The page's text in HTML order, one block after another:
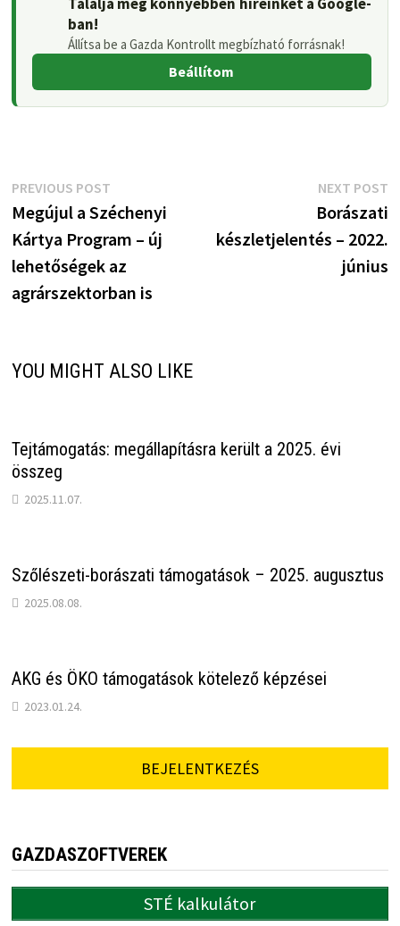
ban!
Állítsa be a Gazda Kontrollt megbízható forrásnak!
Beállítom
Bejegyzés
navigáció
PREVIOUS POSTPrevious
post:
Megújul a Széchenyi
Kártya Program – új
lehetőségek az
agrárszektorban is
NEXT POST
Borászati
készletjelentés – 2022.
június
YOU MIGHT ALSO LIKE
Tejtámogatás: megállapításra került a 2025. évi
összeg
2025.11.07.
Szőlészeti-borászati támogatások – 2025. augusztus
2025.08.08.
AKG és ÖKO támogatások kötelező képzései
2023.01.24.
BEJELENTKEZÉS
GAZDASZOFTVEREK
STÉ kalkulátor